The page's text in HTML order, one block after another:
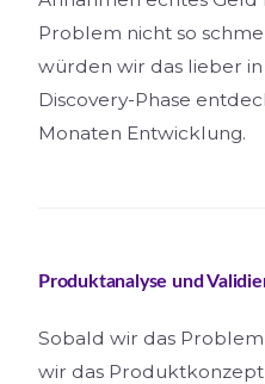
Problem nicht so
würden wir das lieber
Discovery-Phase
Monaten Entwicklung.
Produktanalyse und
Sobald wir das
wir das